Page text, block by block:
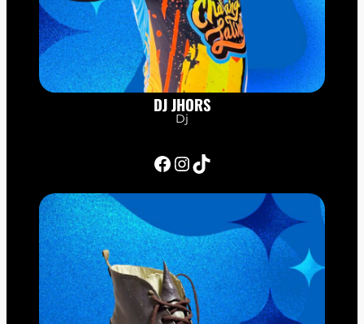
DJ JHORS
Dj
Facebook InstagramTikTok